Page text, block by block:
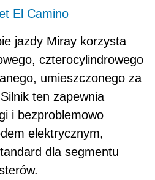
El Camino
jazdy Miray korzysta
czterocylindrowego
umieszczonego za
ten zapewnia
i bezproblemowo
elektrycznym,
dla segmentu